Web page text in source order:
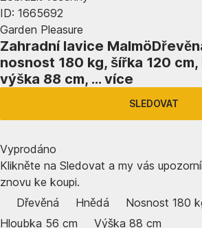
ID: 1665692
Garden Pleasure
Zahradní lavice Malmö
nosnost 180 kg, šířka 120
výška 88 cm, … více
SLEDOVAT
Vyprodáno
Klikněte na Sledovat a my vás
znovu ke koupi.
Dřevěná
Hnědá Nosnost 180
Hloubka 56 cm
Výška 88 cm